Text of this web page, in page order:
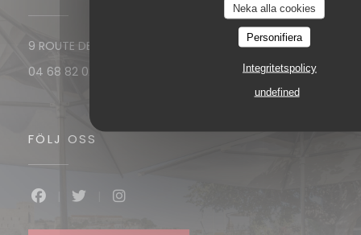
Neka alla cookies
Personifiera
Integritetspolicy
undefined
9 ROUTE DE PORT VENDRES 66190 Collioure((öppnas i ett
04 68 82 02 27
FÖLJ OSS
Facebook ((öppnas i ett nytt fönster))